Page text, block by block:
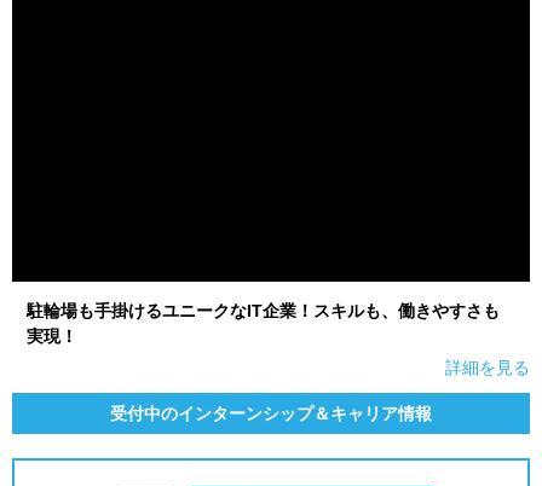
駐輪場も手掛けるユニークなIT企業！スキルも、働きやすさも
実現！
詳細を見る
受付中のインターンシップ＆キャリア情報